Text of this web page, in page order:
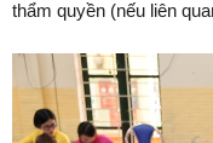
thẩm quyền (nếu liên